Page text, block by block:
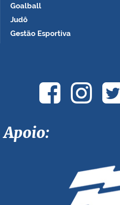
Goalball
Judô
Gestão Esportiva
Apoio: